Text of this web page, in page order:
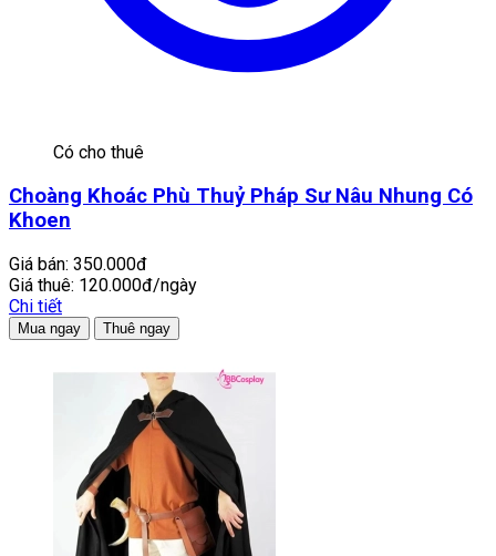
Có cho thuê
Choàng Khoác Phù Thuỷ Pháp Sư Nâu Nhung Có
Khoen
Giá bán: 350.000đ
Giá thuê: 120.000đ/ngày
Chi tiết
Mua ngay Thuê ngay